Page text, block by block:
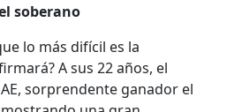
soberano
lo más difícil es la
A sus 22 años, el
sorprendente ganador el